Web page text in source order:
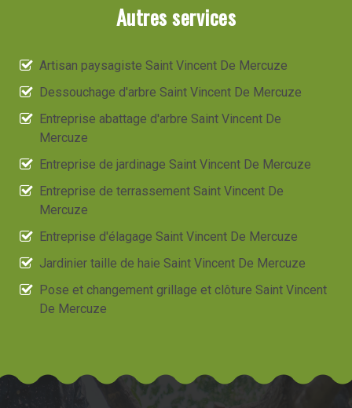
Autres services
Artisan paysagiste Saint Vincent De Mercuze
Dessouchage d'arbre Saint Vincent De Mercuze
Entreprise abattage d'arbre Saint Vincent De
Mercuze
Entreprise de jardinage Saint Vincent De Mercuze
Entreprise de terrassement Saint Vincent De
Mercuze
Entreprise d'élagage Saint Vincent De Mercuze
Jardinier taille de haie Saint Vincent De Mercuze
Pose et changement grillage et clôture Saint Vincent
De Mercuze